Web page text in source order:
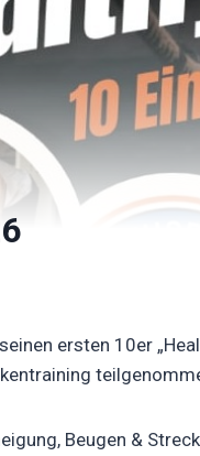
ersten 10er
Beugen &